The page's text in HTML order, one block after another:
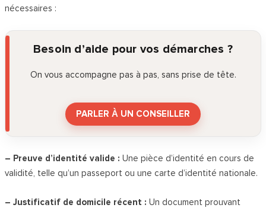
nécessaires :
Besoin d’aide pour vos démarches ?
On vous accompagne pas à pas, sans prise de tête.
PARLER À UN CONSEILLER
– Preuve d’identité valide : Une pièce d’identité en cours de
validité, telle qu’un passeport ou une carte d’identité nationale.
– Justificatif de domicile récent : Un document prouvant